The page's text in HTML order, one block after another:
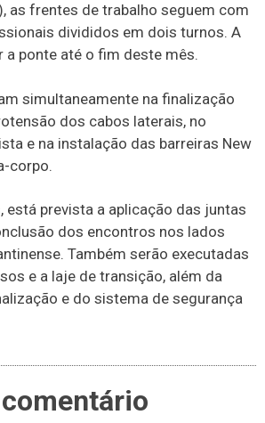
as frentes de trabalho seguem com
divididos em dois turnos. A
a ponte até o fim deste mês.
simultaneamente na finalização
dos cabos laterais, no
e na instalação das barreiras New
corpo.
está prevista a aplicação das juntas
dos encontros nos lados
Também serão executadas
e a laje de transição, além da
e do sistema de segurança